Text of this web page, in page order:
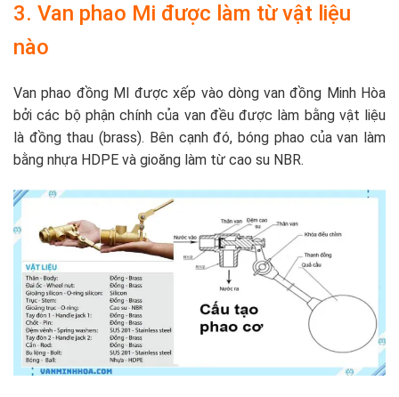
3. Van phao Mi được làm từ vật liệu
nào
Van phao đồng MI được xếp vào dòng van đồng Minh Hòa
bởi các bộ phận chính của van đều được làm bằng vật liệu
là đồng thau (brass). Bên cạnh đó, bóng phao của van làm
bằng nhựa HDPE và gioăng làm từ cao su NBR.